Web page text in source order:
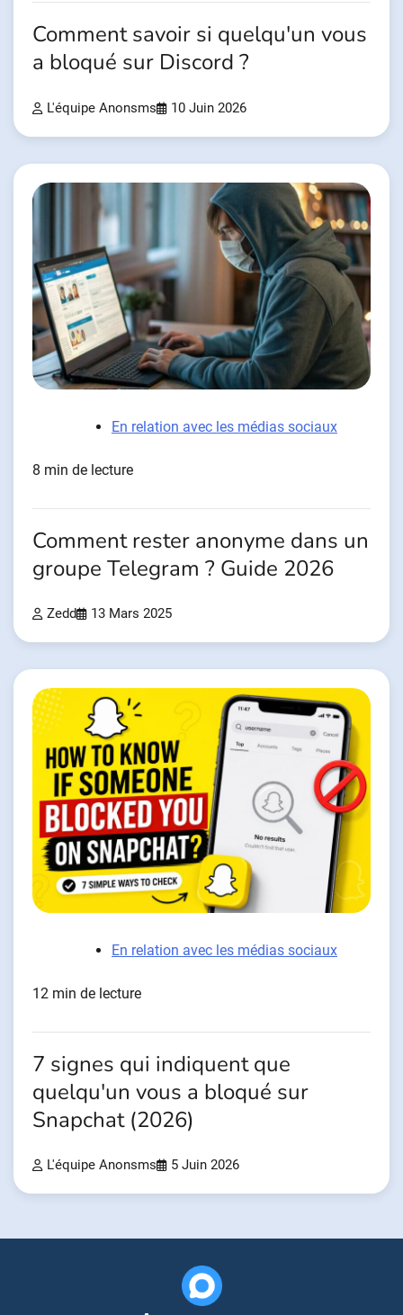
Comment savoir si quelqu'un vous
a bloqué sur Discord ?
L'équipe Anonsms 10 Juin 2026
En relation avec les médias sociaux
8 min de lecture
Comment rester anonyme dans un
groupe Telegram ? Guide 2026
Zedd 13 Mars 2025
En relation avec les médias sociaux
12 min de lecture
7 signes qui indiquent que
quelqu'un vous a bloqué sur
Snapchat (2026)
L'équipe Anonsms 5 Juin 2026